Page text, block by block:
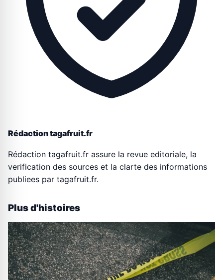
Rédaction tagafruit.fr
Rédaction tagafruit.fr assure la revue editoriale, la
verification des sources et la clarte des informations
publiees par tagafruit.fr.
Plus d'histoires